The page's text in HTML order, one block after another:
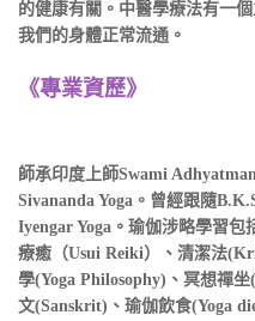
的健康有關。中醫學療法有一
我們的身體正常流通。
《專業資歷》
師承印度上師Swami
Sivananda Yoga。曾經跟隨
Iyengar Yoga。瑜伽涉略學習
療癒（Usui Reiki）、清潔法
學(Yoga Philosophy)、冥想禪
文(Sanskrit)、瑜伽飲食(Yoga